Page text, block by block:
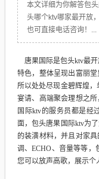
本文详细为你解答包
头哪个ktv哪家最开放
也可直接电话咨询！...
唐果国际是包头ktv最开
特色，整体呈现出富丽堂
所以处处尽现金碧辉煌
宴请、高端聚会理想之
国际ktv的服务员都是经
面，包头唐果国际ktv为
的装潢材料，并且对家
调、ECHO、音量等等，
您可以放声高歌，展示个